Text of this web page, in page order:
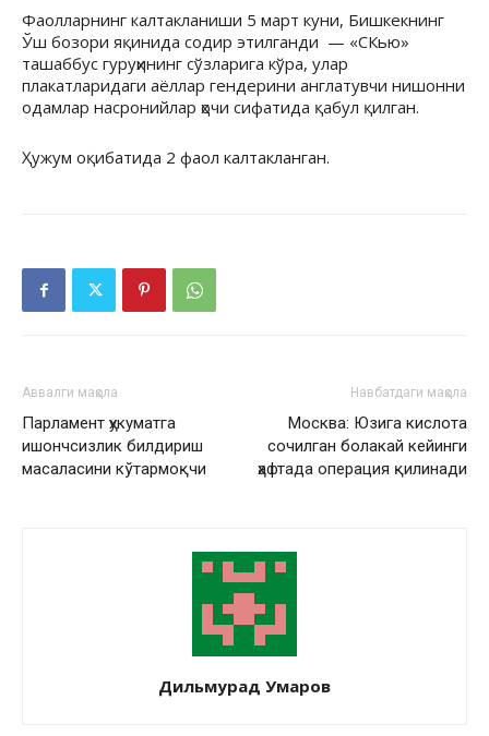
Фаолларнинг калтакланиши 5 март куни, Бишкекнинг
Ўш бозори яқинида содир этилганди — «СКью»
ташаббус гуруҳининг сўзларига кўра, улар
плакатларидаги аёллар гендерини англатувчи нишонни
одамлар насронийлар ҳочи сифатида қабул қилган.
Ҳужум оқибатида 2 фаол калтакланган.
Аввалги мақола
Парламент ҳукуматга
ишончсизлик билдириш
масаласини кўтармоқчи
Навбатдаги мақола
Москва: Юзига кислота
сочилган болакай кейинги
ҳафтада операция қилинади
Дильмурад Умаров